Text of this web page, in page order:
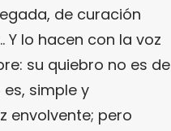
de curación
lo hacen con la voz
su quiebro no es de
simple y
envolvente; pero